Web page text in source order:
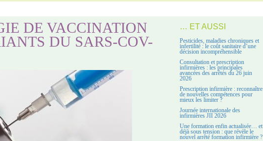
DE VACCINATION
DU SARS-COV-
… ET AUSSI
Pesticides, maladies chroniques et
infertilité : le coût sanitaire d’une
décision incompréhensible
Consultation et prescription
infirmières : les principales
avancées des arrêtés du 26 juin
2026
Prescription infirmière : reconnaître
de nouvelles compétences pour
mieux les limiter ?
Journée internationale des
infirmières JII 2026
Une formation enfin actualisée… et
déjà sous tension : que révèle le
nouvel arrêté formation infirmière ?